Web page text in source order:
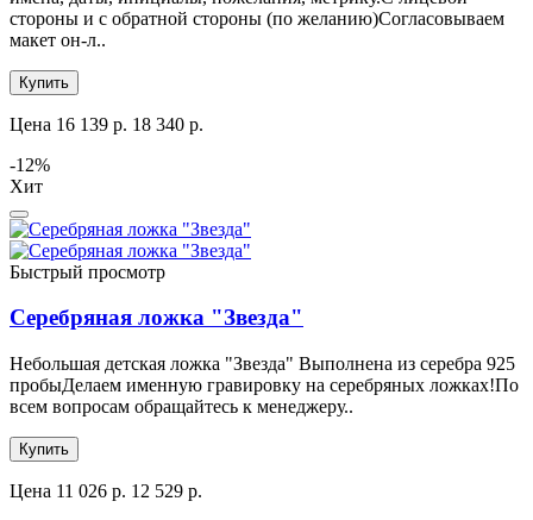
стороны и с обратной стороны (по желанию)Согласовываем
макет он-л..
Купить
Цена 16 139 р. 18 340 р.
-12%
Хит
Быстрый просмотр
Серебряная ложка "Звезда"
Небольшая детская ложка "Звезда" Выполнена из серебра 925
пробыДелаем именную гравировку на серебряных ложках!По
всем вопросам обращайтесь к менеджеру..
Купить
Цена 11 026 р. 12 529 р.